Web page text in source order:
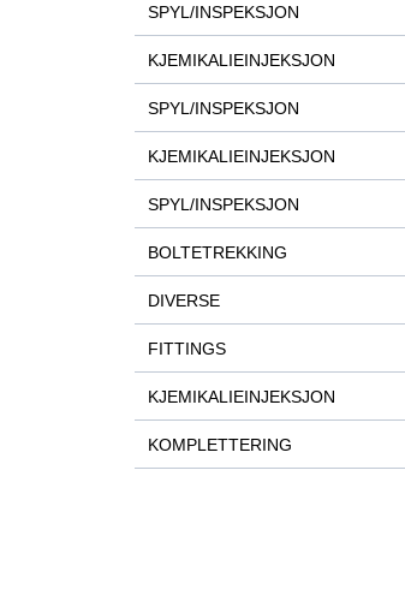
SPYL/INSPEKSJON
KJEMIKALIEINJEKSJON
SPYL/INSPEKSJON
KJEMIKALIEINJEKSJON
SPYL/INSPEKSJON
BOLTETREKKING
DIVERSE
FITTINGS
KJEMIKALIEINJEKSJON
KOMPLETTERING